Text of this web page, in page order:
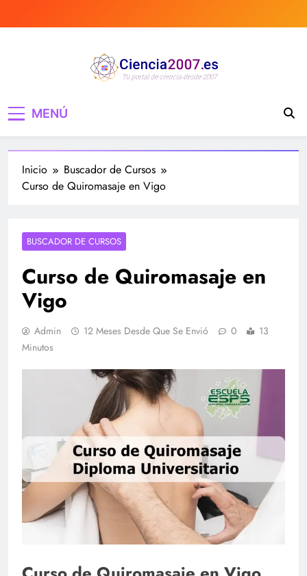
al
de Ciencia, noticias,
estudios, medicina,
investigación…
curiosidades, medicina, investigación y mucho
MENÚ
Inicio
Buscador de Cursos
Curso de Quiromasaje en Vigo
BUSCADOR DE CURSOS
Curso de Quiromasaje en
Vigo
Admin 12 Meses Desde Que Se Envió 0
13
Minutos